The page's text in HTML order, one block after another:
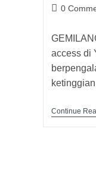
0
access di
Continue